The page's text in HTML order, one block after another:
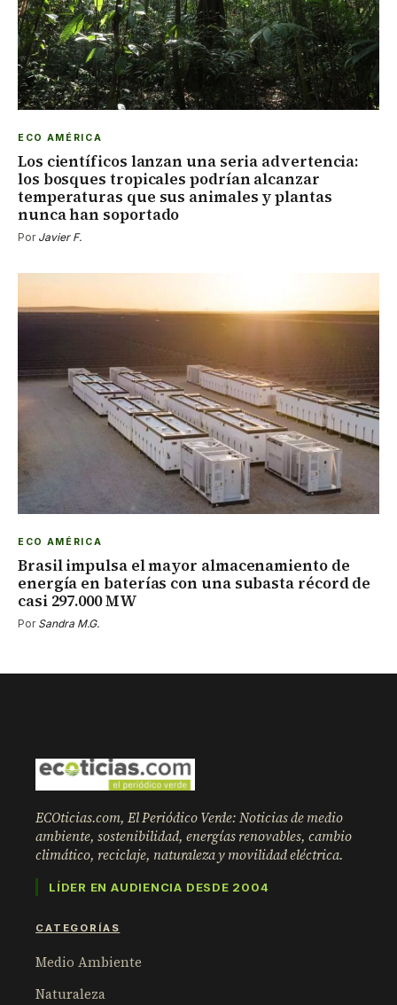
ECO AMÉRICA
Los científicos lanzan una seria advertencia:
los bosques tropicales podrían alcanzar
temperaturas que sus animales y plantas
nunca han soportado
Por Javier F.
ECO AMÉRICA
Brasil impulsa el mayor almacenamiento de
energía en baterías con una subasta récord de
casi 297.000 MW
Por Sandra M.G.
ECOticias.com, El Periódico Verde: Noticias de medio
ambiente, sostenibilidad, energías renovables, cambio
climático, reciclaje, naturaleza y movilidad eléctrica.
LÍDER EN AUDIENCIA DESDE 2004
CATEGORÍAS
Medio Ambiente
Naturaleza